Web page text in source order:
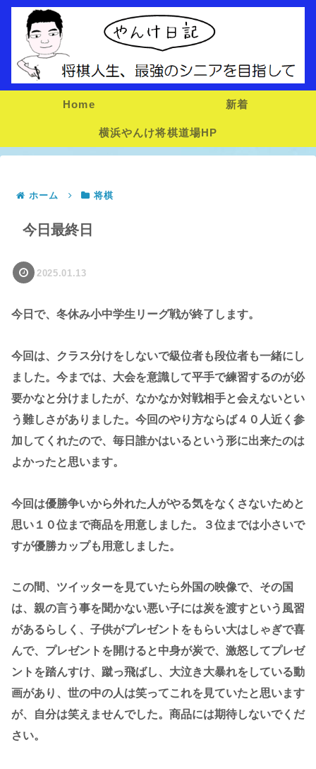
Home 新着
横浜やんけ将棋道場HP
ホーム 将棋
今日最終日
2025.01.13
今日で、冬休み小中学生リーグ戦が終了します。
今回は、クラス分けをしないで級位者も段位者も一緒にし
ました。今までは、大会を意識して平手で練習するのが必
要かなと分けましたが、なかなか対戦相手と会えないとい
う難しさがありました。今回のやり方ならば４０人近く参
加してくれたので、毎日誰かはいるという形に出来たのは
よかったと思います。
今回は優勝争いから外れた人がやる気をなくさないためと
思い１０位まで商品を用意しました。３位までは小さいで
すが優勝カップも用意しました。
この間、ツイッターを見ていたら外国の映像で、その国
は、親の言う事を聞かない悪い子には炭を渡すという風習
があるらしく、子供がプレゼントをもらい大はしゃぎで喜
んで、プレゼントを開けると中身が炭で、激怒してプレゼ
ントを踏んすけ、蹴っ飛ばし、大泣き大暴れをしている動
画があり、世の中の人は笑ってこれを見ていたと思います
が、自分は笑えませんでした。商品には期待しないでくだ
さい。